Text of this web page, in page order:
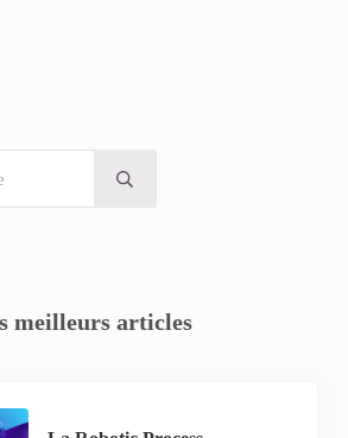
Submit search
meilleurs articles